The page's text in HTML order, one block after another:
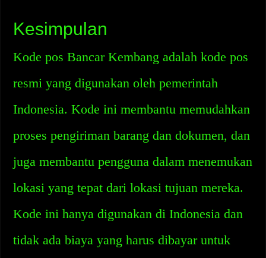
Kesimpulan
Kode pos Bancar Kembang adalah kode pos
resmi yang digunakan oleh pemerintah
Indonesia. Kode ini membantu memudahkan
proses pengiriman barang dan dokumen, dan
juga membantu pengguna dalam menemukan
lokasi yang tepat dari lokasi tujuan mereka.
Kode ini hanya digunakan di Indonesia dan
tidak ada biaya yang harus dibayar untuk